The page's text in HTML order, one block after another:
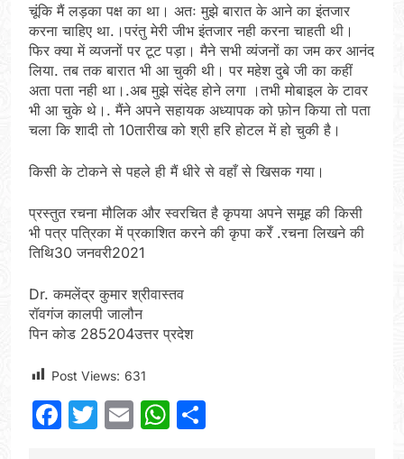
चूंकि मैं लड़का पक्ष का था। अतः मुझे बारात के आने का इंतजार
करना चाहिए था.।परंतु मेरी जीभ इंतजार नही करना चाहती थी।
फिर क्या में व्यजनों पर टूट पड़ा। मैने सभी व्यंजनों का जम कर आनंद
लिया. तब तक बारात भी आ चुकी थी। पर महेश दुबे जी का कहीं
अता पता नही था।.अब मुझे संदेह होने लगा ।तभी मोबाइल के टावर
भी आ चुके थे।. मैंने अपने सहायक अध्यापक को फ़ोन किया तो पता
चला कि शादी तो 10तारीख को श्री हरि होटल में हो चुकी है।
किसी के टोकने से पहले ही मैं धीरे से वहाँ से खिसक गया।
प्रस्तुत रचना मौलिक और स्वरचित है कृपया अपने समूह की किसी
भी पत्र पत्रिका में प्रकाशित करने की कृपा करेँ .रचना लिखने की
तिथि30 जनवरी2021
Dr. कमलेंद्र कुमार श्रीवास्तव
रॉवगंज कालपी जालौन
पिन कोड 285204उत्तर प्रदेश
Post Views: 631
Facebook
Twitter
EmailWhatsApp